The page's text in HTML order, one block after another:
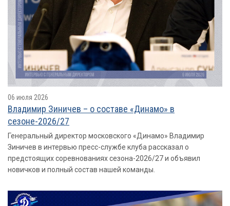
06 июля 2026
Владимир Зиничев – о составе «Динамо» в
сезоне-2026/27
Генеральный директор московского «Динамо» Владимир
Зиничев в интервью пресс-службе клуба рассказал о
предстоящих соревнованиях сезона-2026/27 и объявил
новичков и полный состав нашей команды.